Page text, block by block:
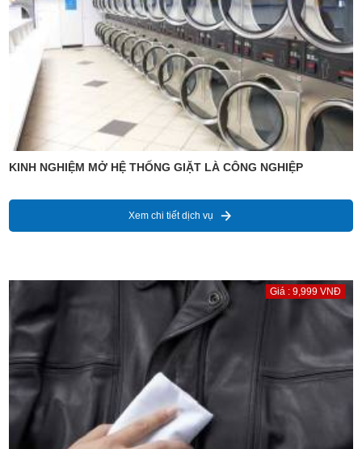
KINH NGHIỆM MỞ HỆ THỐNG GIẶT LÀ CÔNG NGHIỆP
Xem chi tiết dịch vụ
Giá : 9,999 VNĐ